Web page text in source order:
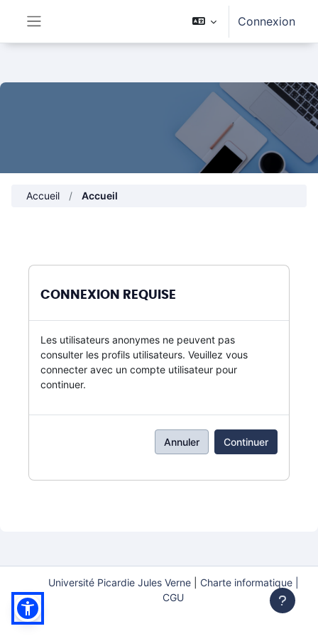
Connexion
Accueil Accueil
CONNEXION REQUISE
Les utilisateurs anonymes ne peuvent pas
consulter les profils utilisateurs. Veuillez vous
connecter avec un compte utilisateur pour
continuer.
Annuler Continuer
Université Picardie Jules Verne|
Charte informatique |
CGU